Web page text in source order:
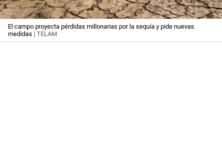
El campo proyecta pérdidas millonarias por la sequía y pide nuevas
medidas | TELAM